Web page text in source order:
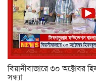
বিয়ানীবাজারে ৩০ অক্টোবর
সন্ধ্যা